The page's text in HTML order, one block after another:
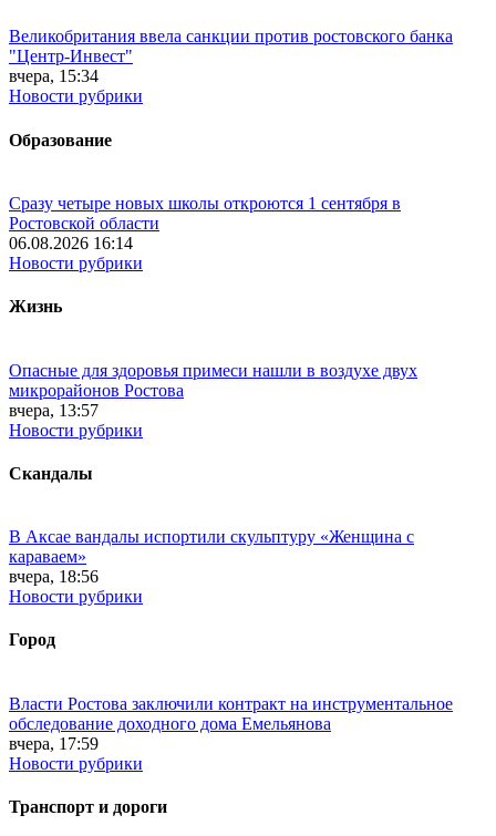
Великобритания ввела санкции против ростовского банка
"Центр-Инвест"
вчера, 15:34
Новости рубрики
Образование
Сразу четыре новых школы откроются 1 сентября в
Ростовской области
06.08.2026 16:14
Новости рубрики
Жизнь
Опасные для здоровья примеси нашли в воздухе двух
микрорайонов Ростова
вчера, 13:57
Новости рубрики
Скандалы
В Аксае вандалы испортили скульптуру «Женщина с
караваем»
вчера, 18:56
Новости рубрики
Город
Власти Ростова заключили контракт на инструментальное
обследование доходного дома Емельянова
вчера, 17:59
Новости рубрики
Транспорт и дороги